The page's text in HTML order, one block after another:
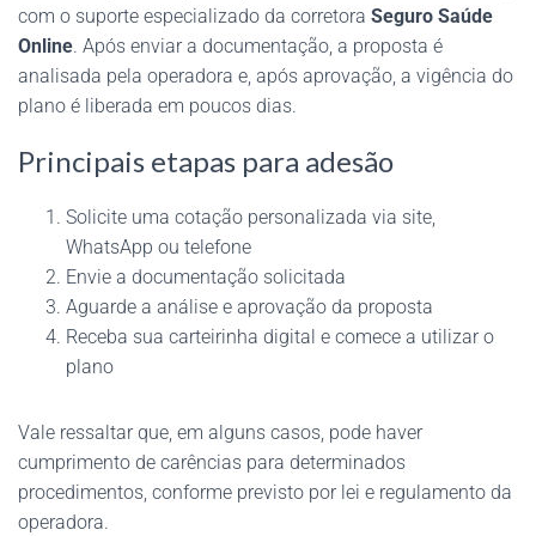
com o suporte especializado da corretora Seguro Saúde
Online. Após enviar a documentação, a proposta é
analisada pela operadora e, após aprovação, a vigência do
plano é liberada em poucos dias.
Principais etapas para adesão
Solicite uma cotação personalizada via site,
WhatsApp ou telefone
Envie a documentação solicitada
Aguarde a análise e aprovação da proposta
Receba sua carteirinha digital e comece a utilizar o
plano
Vale ressaltar que, em alguns casos, pode haver
cumprimento de carências para determinados
procedimentos, conforme previsto por lei e regulamento da
operadora.